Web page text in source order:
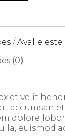
/Avalie
(0)
et velit
accumsan
dolore
euismod